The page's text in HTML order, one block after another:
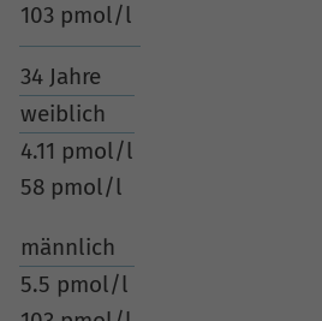
103 pmol/l
34 Jahre
weiblich
4.11 pmol/l
58 pmol/l
männlich
5.5 pmol/l